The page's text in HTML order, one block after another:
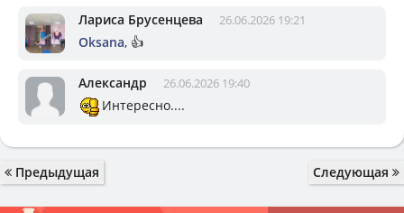
Лариса Брусенцева 26.06.2026 19:21
Oksana, 👍
Александр 26.06.2026 19:40
Интересно....
Предыдущая Следующая